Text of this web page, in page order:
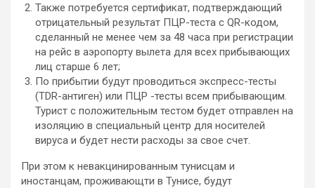
Также потребуется сертификат, подтверждающий
отрицательный результат ПЦР-теста с QR-кодом,
сделанный не менее чем за 48 часа при регистрации
на рейс в аэропорту вылета для всех прибывающих
лиц старше 6 лет;
По прибытии будут проводиться экспресс-тесты
(TDR-антиген) или ПЦР -тесты всем прибывающим.
Турист с положительным тестом будет отправлен на
изоляцию в специальный центр для носителей
вируса и будет нести расходы за свое счет.
При этом к невакцинированным тунисцам и
иностанцам, проживающти в Тунисе, будут